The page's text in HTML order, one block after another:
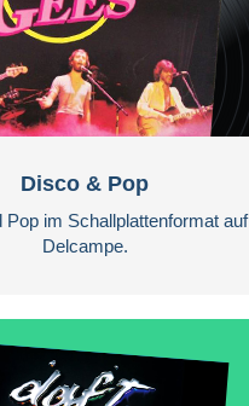
Disco & Pop
Pop im Schallplattenformat auf
Delcampe.